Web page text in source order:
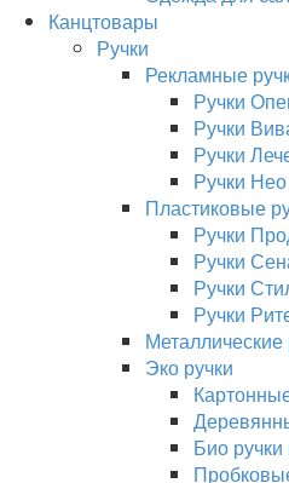
Канцтовары
Ручки
Рекламные
Ручки
Ручки
Ручки
Ручки
Пластиковые
Ручки
Ручки
Ручки
Ручки
Металлические
Эко ручки
Био ручки